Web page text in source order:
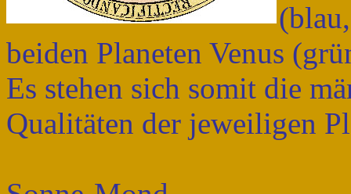
beiden Planeten Venus
Es stehen sich somit die
Qualitäten der jeweiligen